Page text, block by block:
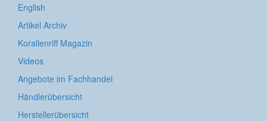
English
Artikel Archiv
Korallenriff Magazin
Videos
Angebote im Fachhandel
Händlerübersicht
Herstellerübersicht